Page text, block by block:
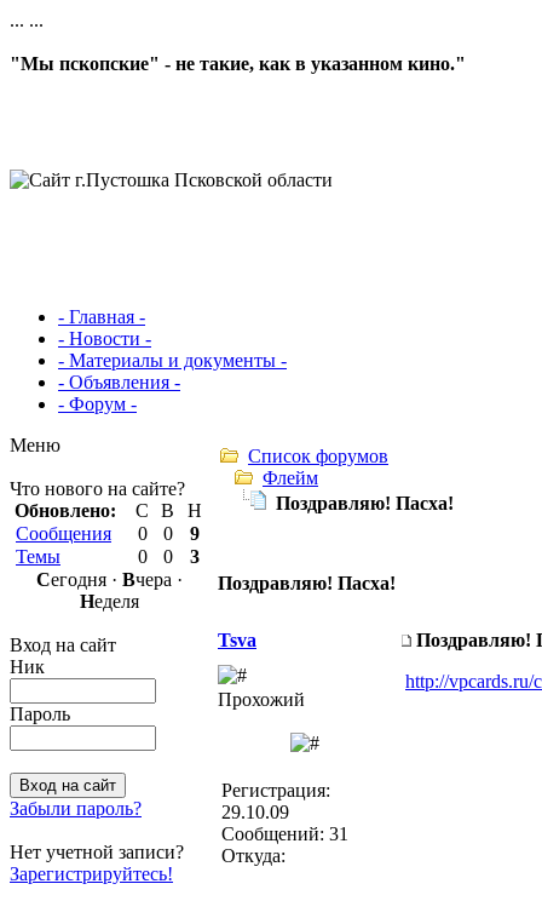
... ...
"Мы пскопские" - не такие, как в указанном кино."
- Главная -
- Новости -
- Материалы и документы -
- Объявления -
- Форум -
Меню
Что нового на сайте?
Обновлено:
С В
Н
Сообщения
0 0
9
Темы
0 0
3
Сегодня · Вчера ·
Неделя
Вход на сайт
Ник
Пароль
Забыли пароль?
Нет учетной записи?
Зарегистрируйтесь!
Список форумов
Флейм
Поздравляю! Пасха!
Поздравляю! Пасха!
Tsva Поздравляю!
Прохожий
Регистрация:
29.10.09
Сообщений: 31
Откуда:
http://vpcards.ru/